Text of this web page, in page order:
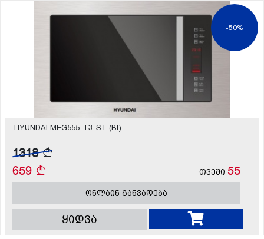
-50%
HYUNDAI MEG555-T3-ST (BI)
1318
659
თვეში 55
ონლაინ განვადება
ყიდვა